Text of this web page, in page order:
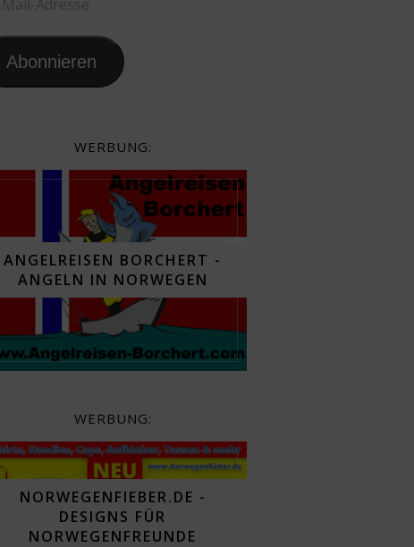
Abonnieren
WERBUNG:
ANGELREISEN BORCHERT -
ANGELN IN NORWEGEN
WERBUNG:
NORWEGENFIEBER.DE -
DESIGNS FÜR
NORWEGENFREUNDE